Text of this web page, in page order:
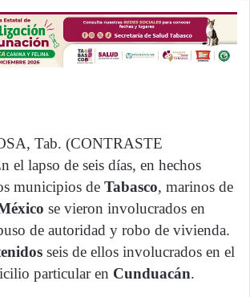
Tab. (CONTRASTE
el lapso de seis días, en hechos
municipios de Tabasco, marinos de
se vieron involucrados en
de autoridad y robo de vivienda.
seis de ellos involucrados en el
particular en Cunduacán.